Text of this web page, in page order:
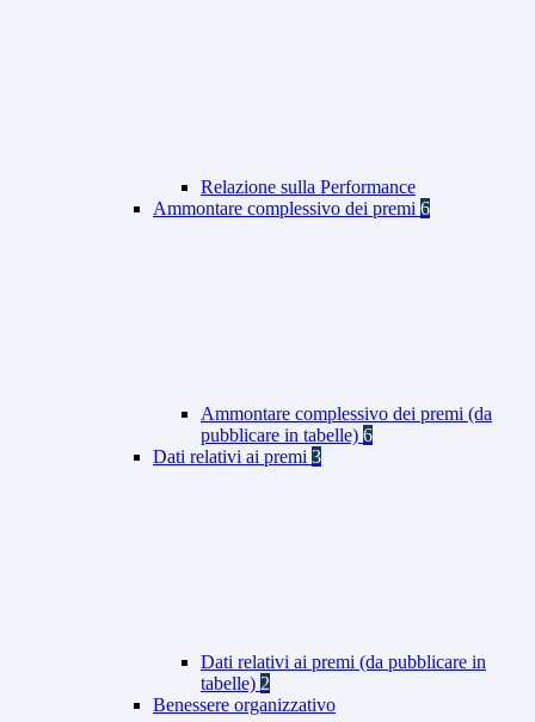
Relazione sulla Performance
Ammontare complessivo dei premi 6
Ammontare complessivo dei premi (da
pubblicare in tabelle) 6
Dati relativi ai premi 3
Dati relativi ai premi (da pubblicare in
tabelle) 2
Benessere organizzativo